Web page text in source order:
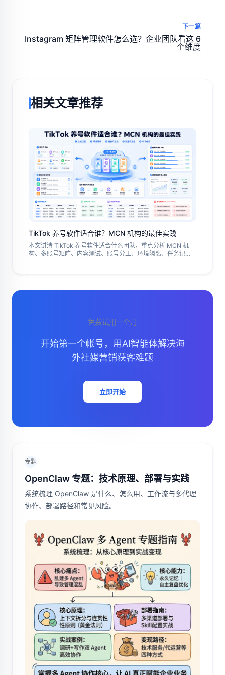
下一篇
Instagram 矩阵管理软件怎么选？企业团队看这 6
个维度
相关文章推荐
TikTok 养号软件适合谁？MCN 机构的最佳实践
本文讲清 TikTok 养号软件适合什么团队，重点分析 MCN 机
构、多账号矩阵、内容测试、账号分工、环境隔离、任务记
免费试用一个月
开始第一个帐号，用AI智能体解决海
外社媒营销获客难题
立即开始
专题
OpenClaw 专题：技术原理、部署与实践
系统梳理 OpenClaw 是什么、怎么用、工作流与多代理
协作、部署路径和常见风险。